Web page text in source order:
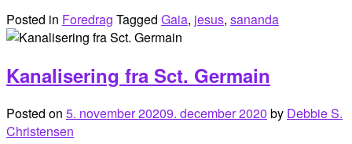
Posted in Foredrag Tagged Gaia, jesus, sananda
Kanalisering fra Sct. Germain
Posted on 5. november 20209. december 2020 by Debbie S.
Christensen